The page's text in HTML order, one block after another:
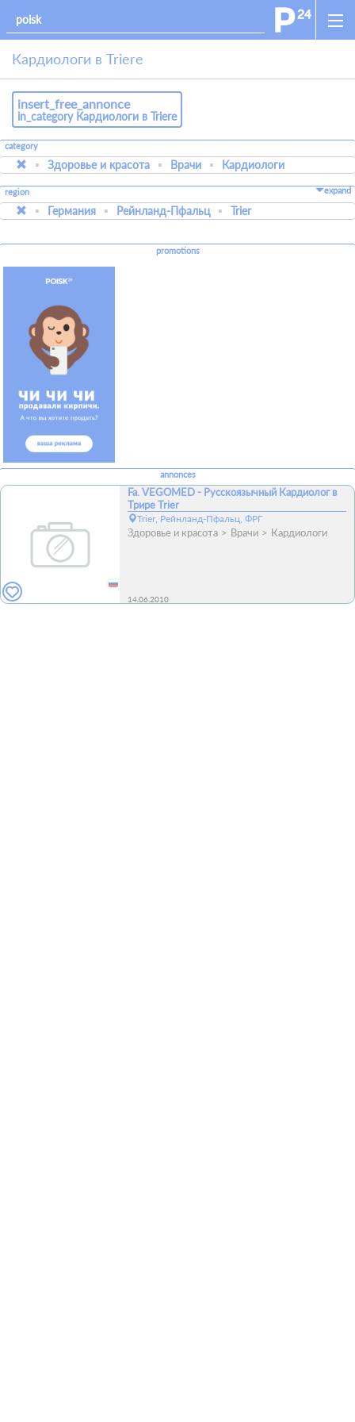
Кардиологи в Trierе
insert_free_annonce
in_category Кардиологи в Trierе
category
Здоровье и красота Врачи Кардиологи
region expand
Германия Рейнланд-Пфальц Trier
promotions
annonces
Fa. VEGOMED - Русскоязычный Кардиолог в
Трире Trier
Trier, Рейнланд-Пфальц, ФРГ
Здоровье и красота Врачи Кардиологи
14.06.2010